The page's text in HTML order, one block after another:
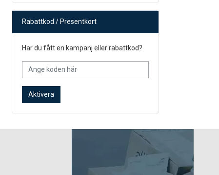
Rabattkod / Presentkort
Har du fått en kampanj eller rabattkod?
Aktivera